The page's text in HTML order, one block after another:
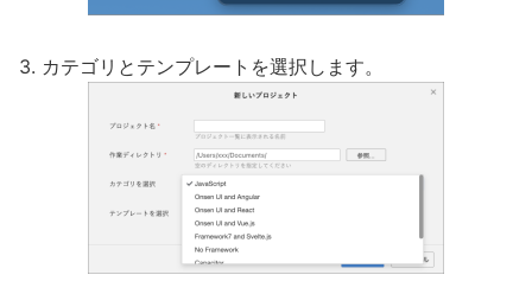
カテゴリとテンプレートを選択します。